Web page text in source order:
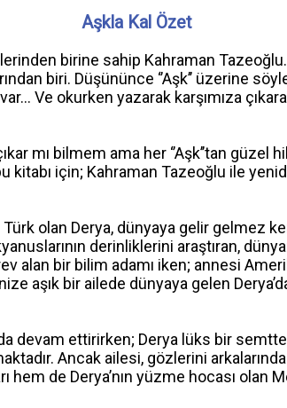
Aşkla Kal Özet
birine sahip Kahraman Tazeoğlu.
biri. Düşününce ‘’Aşk’’ üzerine
Ve okurken yazarak karşımıza
mı bilmem ama her ‘’Aşk’’tan güzel
kitabı için; Kahraman Tazeoğlu ile
Türk olan Derya, dünyaya gelir gelmez
derinliklerini araştıran,
alan bir bilim adamı iken; annesi
aşık bir ailede dünyaya gelen
devam ettirirken; Derya lüks bir
Ancak ailesi, gözlerini arkalarında
hem de Derya’nın yüzme hocası olan